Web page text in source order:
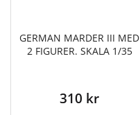
GERMAN MARDER III MED
2 FIGURER. SKALA 1/35
310 kr